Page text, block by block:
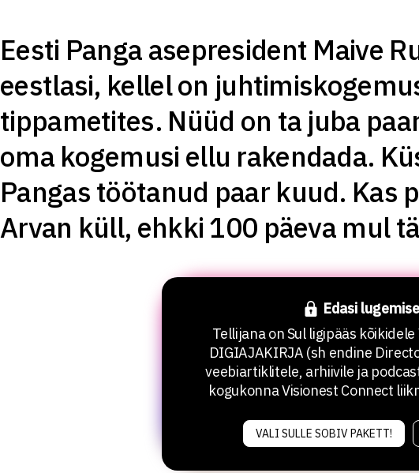
Eesti Panga asepresident Maive
eestlasi, kellel on
tippametites. Nüüd on ta juba
oma kogemusi ellu rakendada.
Pangas töötanud paar kuud. Kas
Arvan küll, ehkki 100 päeva mul
Edasi
Tellijana on Sul ligipääs
DIGIAJAKIRJA (sh endine
veebiartiklitele, arhiivile ja
kogukonna Visionest Connect
VALI SULLE SOBIV PAKETT!